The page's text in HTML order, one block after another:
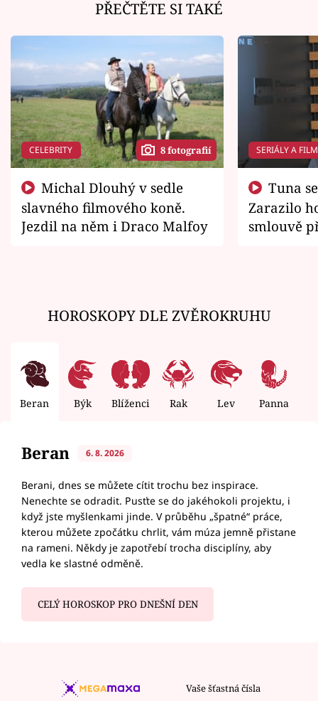
PŘEČTĚTE SI TAKÉ
CELEBRITY 8 fotografií
slavného filmového koně.
Jezdil na něm i Draco Malfoy
SERIÁLY A
Zarazilo
smlouvě
HOROSKOPY DLE ZVĚROKRUHU
Beran Býk Blíženci Rak Lev Panna
Beran 6. 8. 2026
Berani, dnes se můžete cítit trochu bez inspirace.
Nenechte se odradit. Pusťte se do jakéhokoli projektu, i
když jste myšlenkami jinde. V průběhu „špatné“ práce,
kterou můžete zpočátku chrlit, vám múza jemně přistane
na rameni. Někdy je zapotřebí trocha disciplíny, aby
vedla ke slastné odměně.
CELÝ HOROSKOP PRO DNEŠNÍ DEN
Vaše šťastná čísla